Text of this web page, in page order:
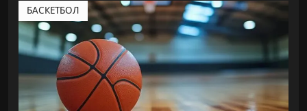
БАСКЕТБОЛ